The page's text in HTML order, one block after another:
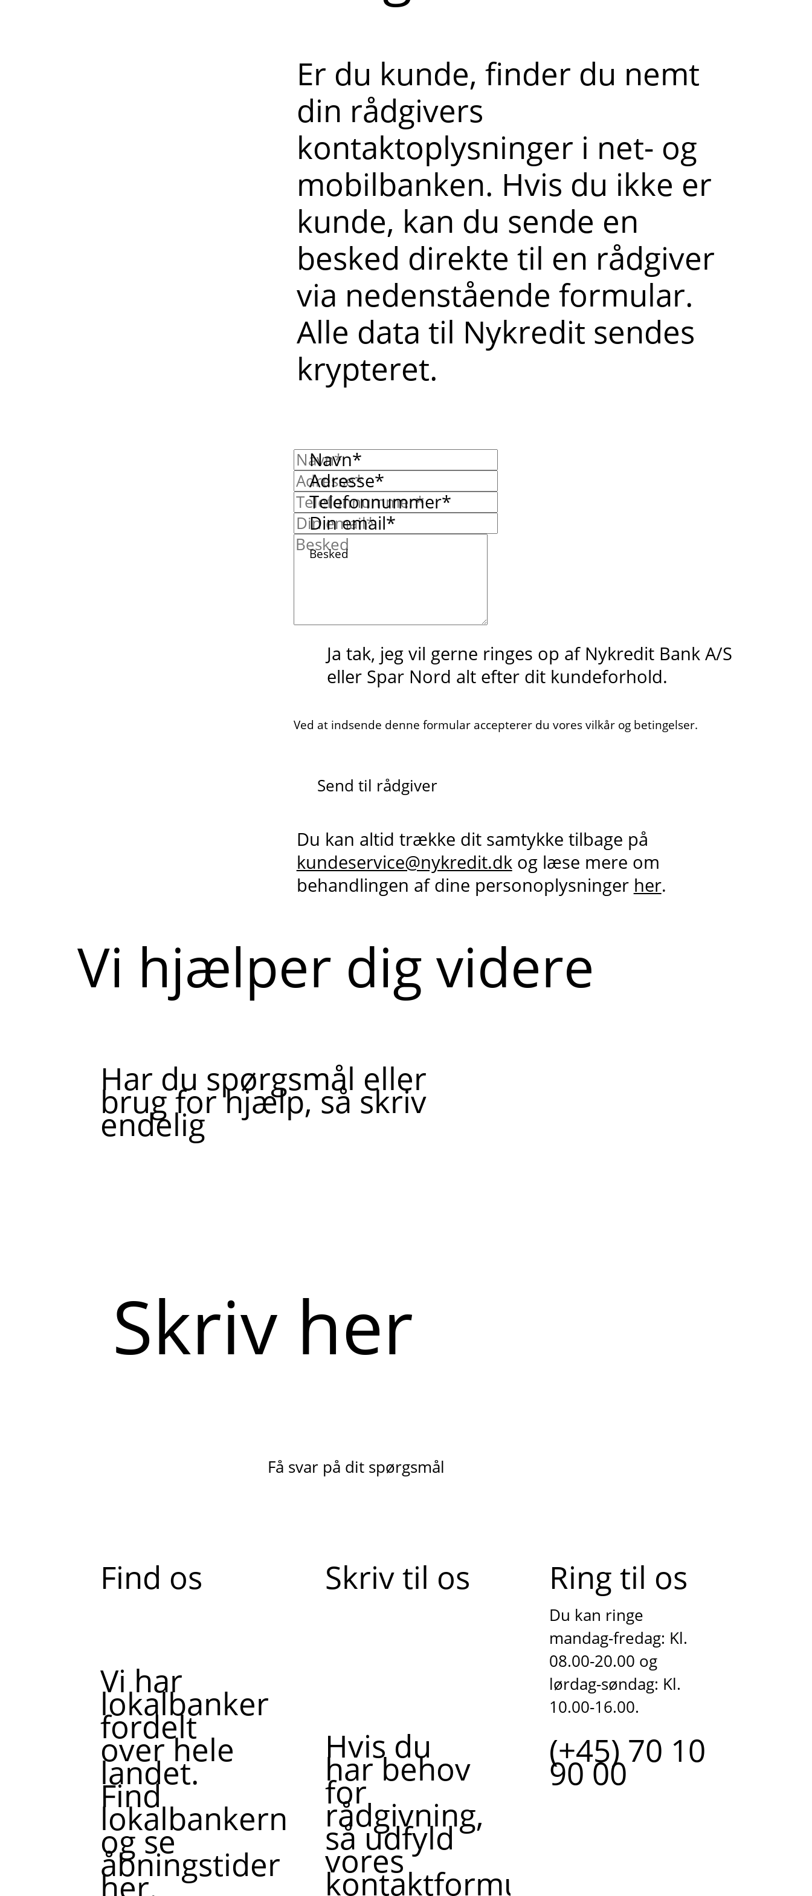
Er du kunde, finder du nemt
din rådgivers
kontaktoplysninger i net- og
mobilbanken. Hvis du ikke er
kunde, kan du sende en
besked direkte til en rådgiver
via nedenstående formular.
Alle data til Nykredit sendes
krypteret.
Navn*
Adresse*
Telefonnummer*
Din email*
Besked
Ja tak, jeg vil gerne ringes op af Nykredit Bank A/S
eller Spar Nord alt efter dit kundeforhold.
Ved at indsende denne formular accepterer du vores vilkår og betingelser.
Send til rådgiver
Du kan altid trække dit samtykke tilbage på
kundeservice@nykredit.dkog læse mere om
behandlingen af dine personoplysninger her.
Vi hjælper dig videre
Har du spørgsmål eller
brug for hjælp, så skriv
endelig
Få svar på dit spørgsmål
Find os
Vi har
lokalbanker
fordelt
over hele
landet.
Find
lokalbankerne,
og se
åbningstider
her.
Skriv til os
Hvis du
har behov
for
rådgivning,
så udfyld
vores
kontaktformular.
Ring til os
Du kan ringe
mandag-fredag: Kl.
08.00-20.00 og
lørdag-søndag: Kl.
10.00-16.00.
(+45) 70 10
90 00